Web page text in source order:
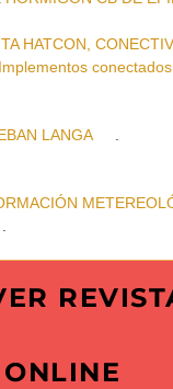
HATCON,
conectados
LANGA
ONLINE